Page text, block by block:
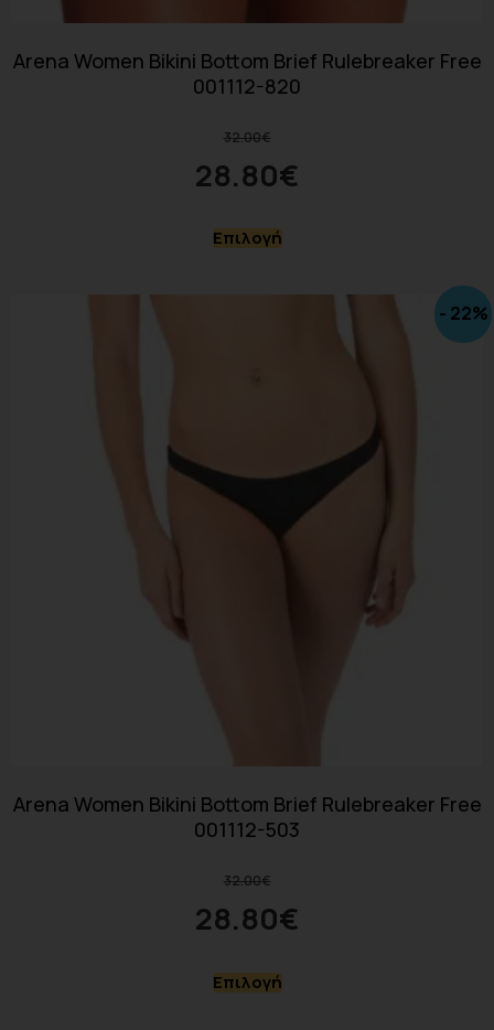
Arena Women Bikini Bottom Brief Rulebreaker Free
001112-820
32.00€
28.80€
Επιλογή
- 22%
Arena Women Bikini Bottom Brief Rulebreaker Free
001112-503
32.00€
28.80€
Επιλογή